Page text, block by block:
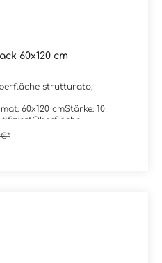
60x120 cm
strutturato,
60x120 cmStärke: 10
R11C
1,44 m²Paletteninhalt:
€*